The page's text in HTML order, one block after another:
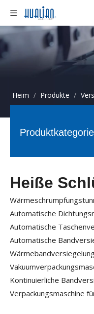
Heim / Produkte /
Produktkategorie
Heiße
Automatische
Automatische
Automatische
Kontinuierliche
Verpackungsmaschine